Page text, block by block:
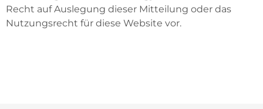
Recht auf Auslegung dieser Mitteilung oder das
Nutzungsrecht für diese Website vor.